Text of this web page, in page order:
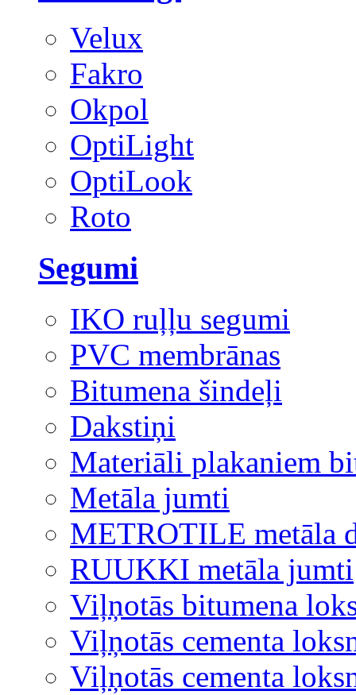
Velux
Fakro
Okpol
OptiLight
OptiLook
Roto
Segumi
IKO ruļļu segumi
PVC membrānas
Bitumena šindeļi
Dakstiņi
Materiāli plakaniem
Metāla jumti
METROTILE metāla
RUUKKI metāla jumti
Viļņotās bitumena
Viļņotās cementa
Viļņotās cementa